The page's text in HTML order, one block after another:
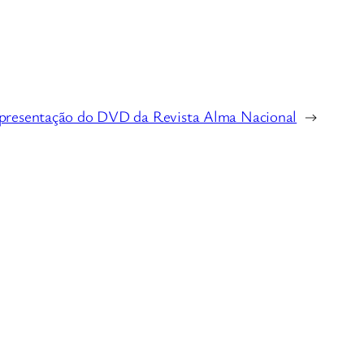
do DVD da Revista Alma Nacional →